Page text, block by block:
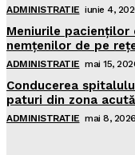
ADMINISTRATIE iunie 4,
Meniurile
nemţenilor de pe
ADMINISTRATIE mai 15,
Conducerea
paturi din zona
ADMINISTRATIE mai 8, 2026